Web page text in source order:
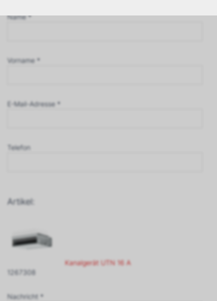
Name *
Vorname *
E-Mail-Adresse *
Telefon
Artikel:
Kanalgerät UTN 16 A
1267308
Nachricht *